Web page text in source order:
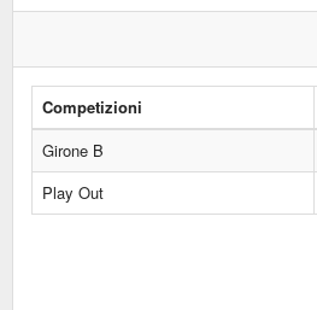
Competizioni
Girone B
Play Out